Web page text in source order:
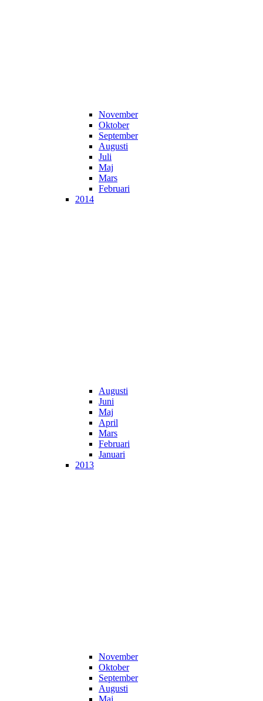
November
Oktober
September
Augusti
Juli
Maj
Mars
Februari
2014
Augusti
Juni
Maj
April
Mars
Februari
Januari
2013
November
Oktober
September
Augusti
Maj